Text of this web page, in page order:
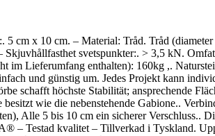
cm x 10 cm. – Material: Tråd. Tråd
svetspunkter:. > 3,5 kN.
Lieferumfang enthalten): 160kg ,.
und günstig um. Jedes Projekt kann
schafft höchste Stabilität; ansprechende
wie die nebenstehende Gabione..
Alle 5 bis 10 cm ein sicherer Verschluss..
Testad kvalitet – Tillverkad i Tyskland.